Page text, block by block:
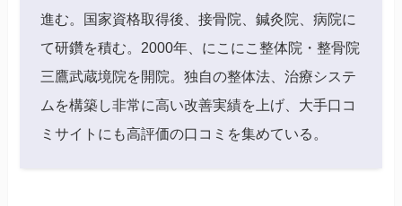
進む。国家資格取得後、接骨院、鍼灸院、病院に
て研鑽を積む。2000年、にこにこ整体院・整骨院
三鷹武蔵境院を開院。独自の整体法、治療システ
ムを構築し非常に高い改善実績を上げ、大手口コ
ミサイトにも高評価の口コミを集めている。